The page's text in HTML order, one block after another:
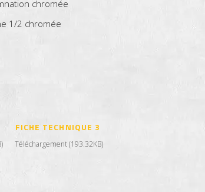
chromée
1/2 chromée
FICHE TECHNIQUE 3
Téléchargement (193.32KB)